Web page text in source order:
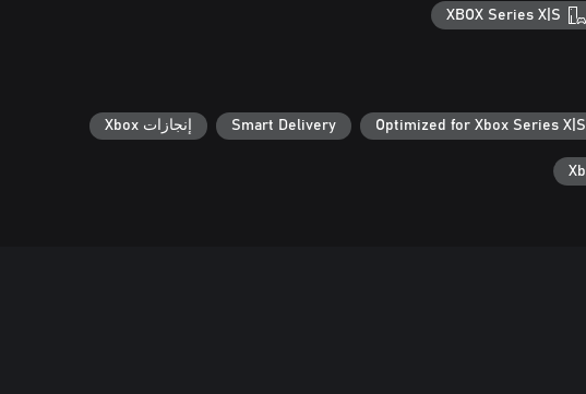
XBOX Series X|S
Optimized for Xbox Series X|S
Smart Delivery إنجازات Xbox